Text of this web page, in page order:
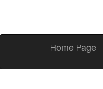
Home Page